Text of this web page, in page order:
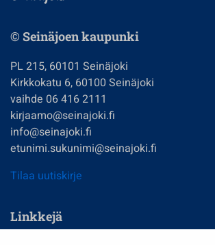
© Seinäjoen kaupunki
PL 215, 60101 Seinäjoki
Kirkkokatu 6, 60100 Seinäjoki
vaihde 06 416 2111
kirjaamo@seinajoki.fi
info@seinajoki.fi
etunimi.sukunimi@seinajoki.fi
Tilaa uutiskirje
Linkkejä